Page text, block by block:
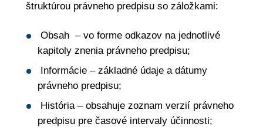
štruktúrou právneho predpisu so záložkami:
Obsah – vo forme odkazov na jednotlivé
kapitoly znenia právneho predpisu;
Informácie – základné údaje a dátumy
právneho predpisu;
História – obsahuje zoznam verzií právneho
predpisu pre časové intervaly účinnosti;